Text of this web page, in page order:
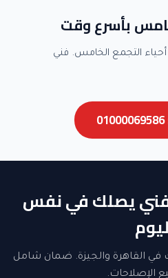
بأسرع وقت
التجمع الخامس. فني
فني يصلك في نفس
نصلك في القاهرة والجيزة. ضمان شامل
الإصلاحات.